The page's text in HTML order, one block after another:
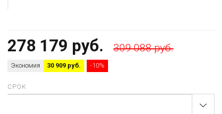
278 179 руб. 309 088 руб.
Экономия 30 909 руб. -10%
СРОК